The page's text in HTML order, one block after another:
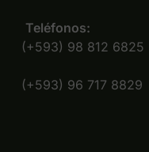
Teléfonos:
(+593) 98 812 6825
(+593) 96 717 8829